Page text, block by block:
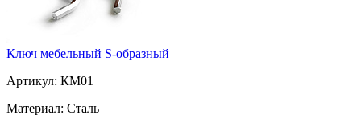
Ключ мебельный S-образный
Артикул: КМ01
Материал: Сталь